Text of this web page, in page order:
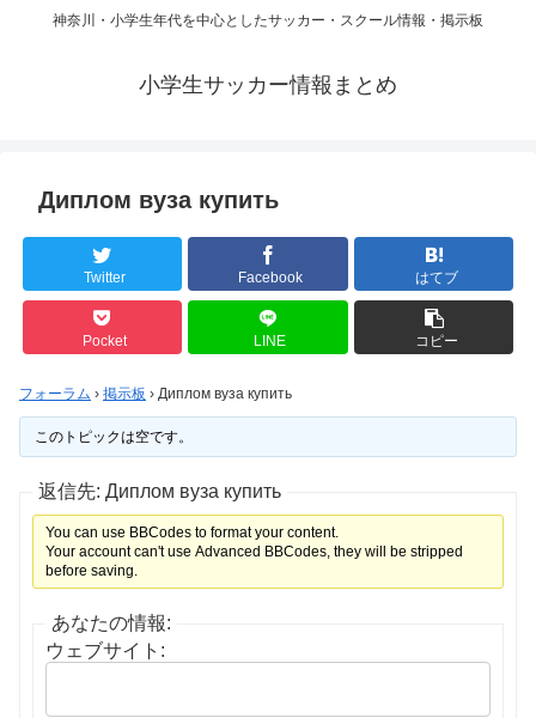
神奈川・小学生年代を中心としたサッカー・スクール情報・掲示板
小学生サッカー情報まとめ
Диплом вуза купить
Twitter Facebook はてブ
Pocket LINE コピー
フォーラム › 掲示板 › Диплом вуза купить
このトピックは空です。
返信先: Диплом вуза купить
You can use BBCodes to format your content.
Your account can't use Advanced BBCodes, they will be stripped
before saving.
あなたの情報:
ウェブサイト: